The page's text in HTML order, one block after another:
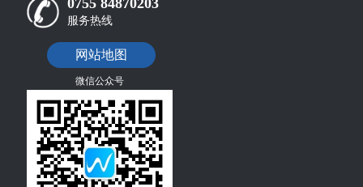
0755 84870203
服务热线
网站地图
微信公众号